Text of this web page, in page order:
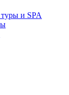
и SPA